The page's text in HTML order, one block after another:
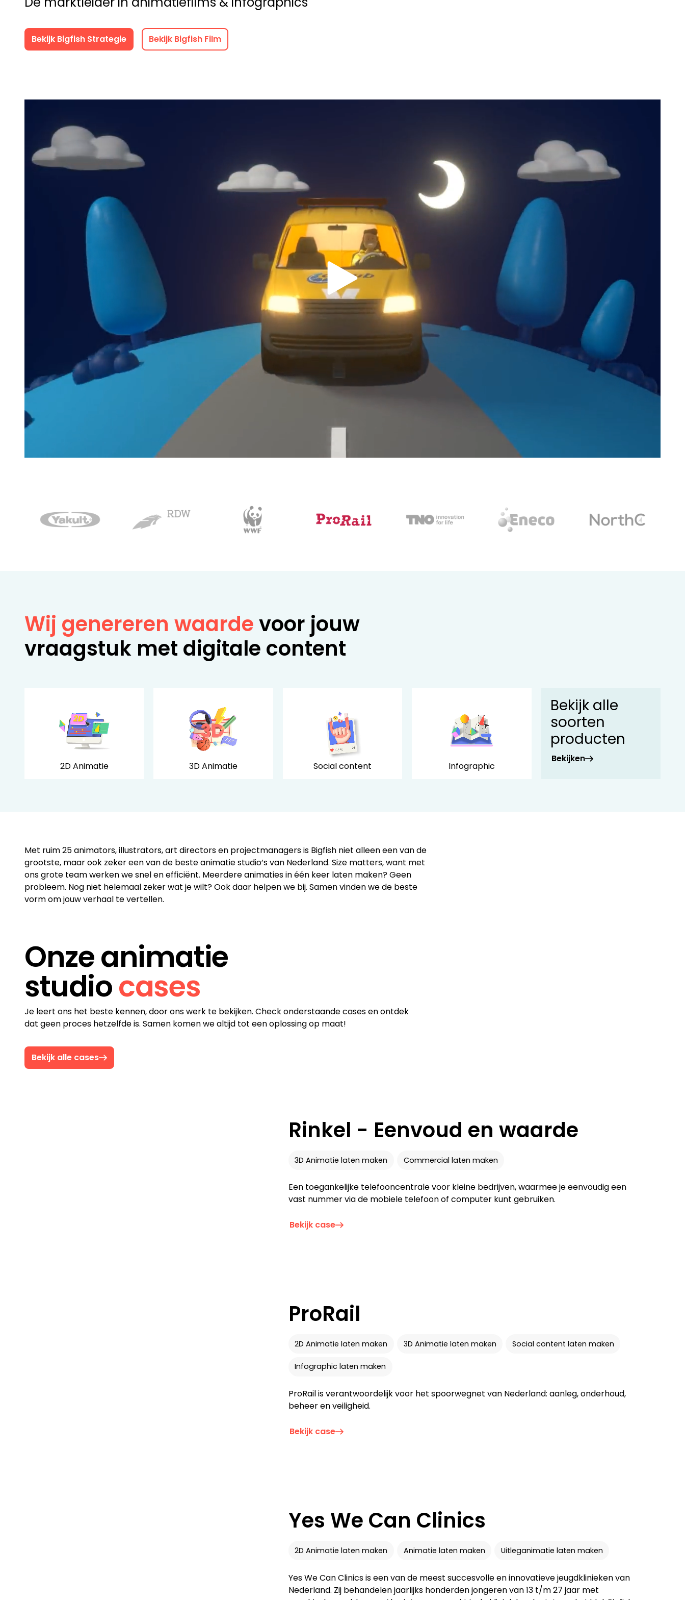
Bekijk Bigfish Strategie Bekijk Bigfish Film
Wij genereren waardevoor jouw
vraagstuk met digitale content
2D Animatie 3D Animatie Social content Infographic
Bekijk alle
soorten
producten
Bekijken
Met ruim 25 animators, illustrators, art directors en projectmanagers is Bigfish niet alleen een van de
grootste, maar ook zeker een van de beste animatie studio’s van Nederland. Size matters, want met
ons grote team werken we snel en efficiënt. Meerdere animaties in één keer laten maken? Geen
probleem. Nog niet helemaal zeker wat je wilt? Ook daar helpen we bij. Samen vinden we de beste
vorm om jouw verhaal te vertellen.
Onze animatie
studiocases
Je leert ons het beste kennen, door ons werk te bekijken. Check onderstaande cases en ontdek
dat geen proces hetzelfde is. Samen komen we altijd tot een oplossing op maat!
Bekijk alle cases
Rinkel - Eenvoud en waarde
3D Animatie laten maken Commercial laten maken
Een toegankelijke telefooncentrale voor kleine bedrijven, waarmee je eenvoudig een
vast nummer via de mobiele telefoon of computer kunt gebruiken.
Bekijk case
ProRail
2D Animatie laten maken 3D Animatie laten maken Social content laten maken
Infographic laten maken
ProRail is verantwoordelijk voor het spoorwegnet van Nederland: aanleg, onderhoud,
beheer en veiligheid.
Bekijk case
Yes We Can Clinics
2D Animatie laten maken Animatie laten maken Uitleganimatie laten maken
Yes We Can Clinics is een van de meest succesvolle en innovatieve jeugdklinieken van
Nederland. Zij behandelen jaarlijks honderden jongeren van 13 t/m 27 jaar met